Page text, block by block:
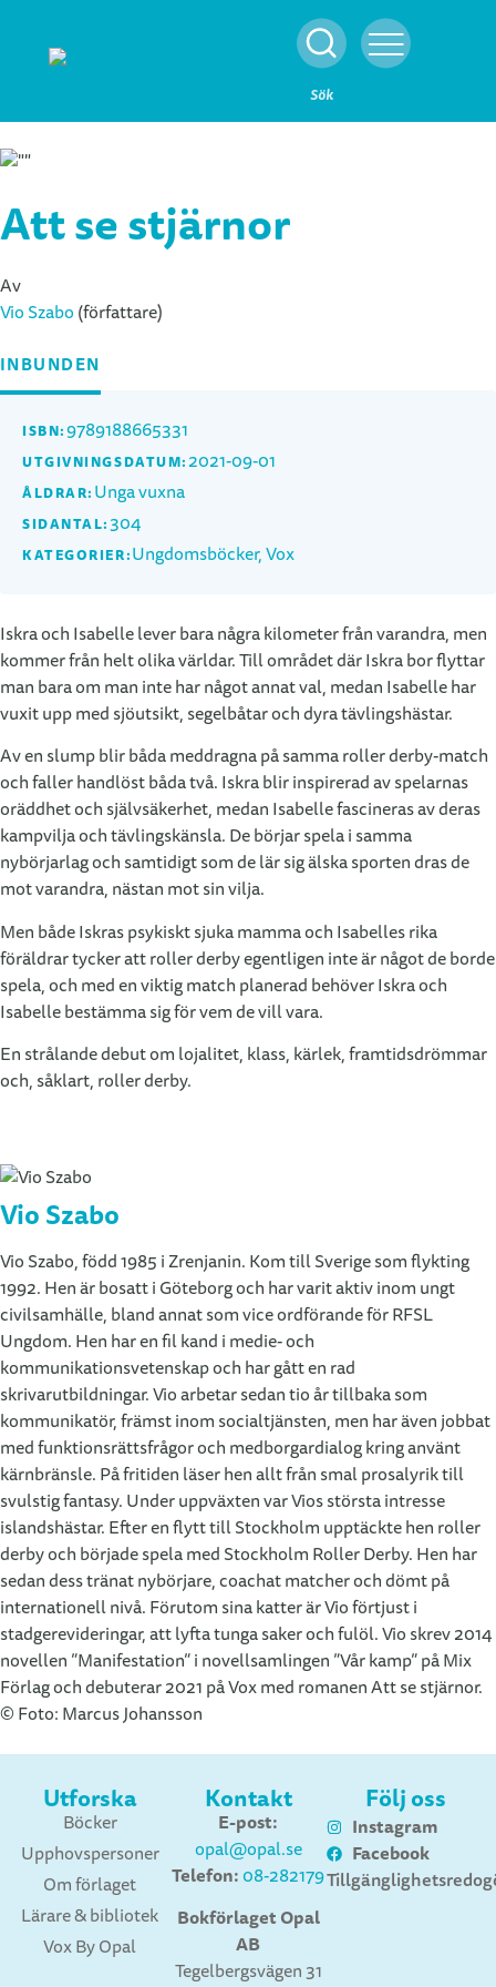
Sök
Stäng
Att se stjärnor
Av
Vio Szabo (författare)
INBUNDEN
ISBN:9789188665331
UTGIVNINGSDATUM: 2021-09-01
ÅLDRAR: Unga vuxna
SIDANTAL:304
KATEGORIER:Ungdomsböcker, Vox
Iskra och Isabelle lever bara några kilometer från varandra, men
kommer från helt olika världar. Till området där Iskra bor flyttar
man bara om man inte har något annat val, medan Isabelle har
vuxit upp med sjöutsikt, segelbåtar och dyra tävlingshästar.
Av en slump blir båda meddragna på samma roller derby-match
och faller handlöst båda två. Iskra blir inspirerad av spelarnas
oräddhet och självsäkerhet, medan Isabelle fascineras av deras
kampvilja och tävlingskänsla. De börjar spela i samma
nybörjarlag och samtidigt som de lär sig älska sporten dras de
mot varandra, nästan mot sin vilja.
Men både Iskras psykiskt sjuka mamma och Isabelles rika
föräldrar tycker att roller derby egentligen inte är något de borde
spela, och med en viktig match planerad behöver Iskra och
Isabelle bestämma sig för vem de vill vara.
En strålande debut om lojalitet, klass, kärlek, framtidsdrömmar
och, såklart, roller derby.
Vio Szabo
Vio Szabo, född 1985 i Zrenjanin. Kom till Sverige som flykting
1992. Hen är bosatt i Göteborg och har varit aktiv inom ungt
civilsamhälle, bland annat som vice ordförande för RFSL
Ungdom. Hen har en fil kand i medie- och
kommunikationsvetenskap och har gått en rad
skrivarutbildningar. Vio arbetar sedan tio år tillbaka som
kommunikatör, främst inom socialtjänsten, men har även jobbat
med funktionsrättsfrågor och medborgardialog kring använt
kärnbränsle. På fritiden läser hen allt från smal prosalyrik till
svulstig fantasy. Under uppväxten var Vios största intresse
islandshästar. Efter en flytt till Stockholm upptäckte hen roller
derby och började spela med Stockholm Roller Derby. Hen har
sedan dess tränat nybörjare, coachat matcher och dömt på
internationell nivå. Förutom sina katter är Vio förtjust i
stadgerevideringar, att lyfta tunga saker och fulöl. Vio skrev 2014
novellen ”Manifestation” i novellsamlingen ”Vår kamp” på Mix
Förlag och debuterar 2021 på Vox med romanen Att se stjärnor.
© Foto: Marcus Johansson
Utforska
Böcker
Upphovspersoner
Om förlaget
Lärare & bibliotek
Vox By Opal
Kontakt
E-post:
opal@opal.se
Telefon:08-282179
Bokförlaget Opal
AB
Tegelbergsvägen 31
Följ oss
Instagram
Facebook